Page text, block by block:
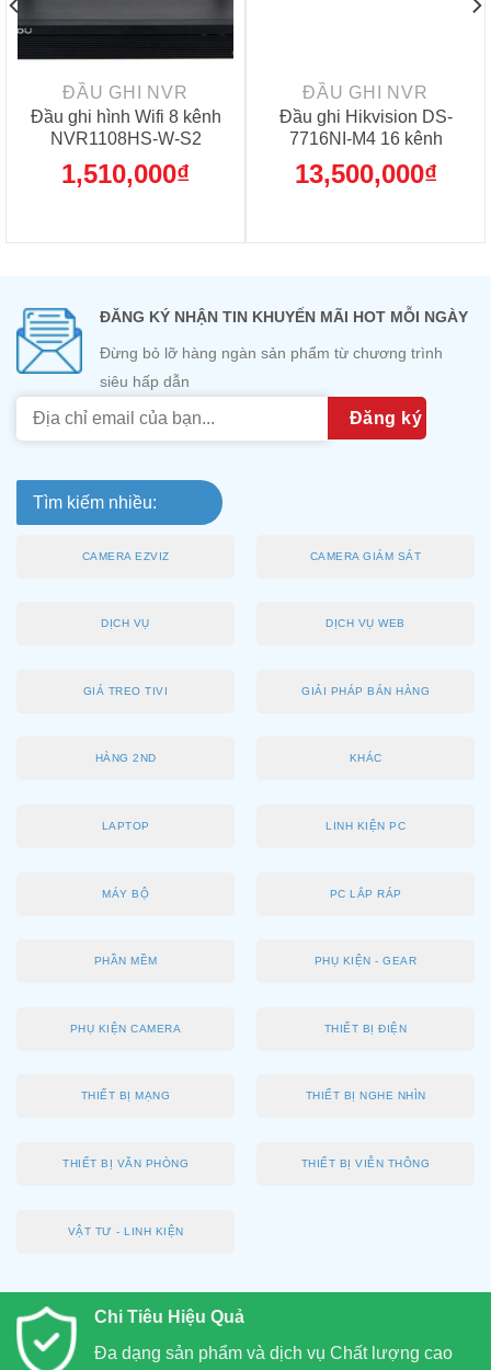
ĐẦU GHI NVR
Đầu ghi hình Wifi 8 kênh
NVR1108HS-W-S2
1,510,000₫
ĐẦU GHI NVR
Đầu ghi Hikvision DS-
7716NI-M4 16 kênh
13,500,000₫
ĐĂNG KÝ NHẬN TIN KHUYẾN MÃI HOT MỖI NGÀY
Đừng bỏ lỡ hàng ngàn sản phẩm từ chương trình
siêu hấp dẫn
Tìm kiếm nhiều:
CAMERA EZVIZ CAMERA GIÁM SÁT
DỊCH VỤ DỊCH VỤ WEB
GIÁ TREO TIVI GIẢI PHÁP BÁN HÀNG
HÀNG 2ND KHÁC
LAPTOP LINH KIỆN PC
MÁY BỘ PC LẮP RÁP
PHẦN MỀM PHỤ KIỆN - GEAR
PHỤ KIỆN CAMERA THIẾT BỊ ĐIỆN
THIẾT BỊ MẠNG THIẾT BỊ NGHE NHÌN
THIẾT BỊ VĂN PHÒNG THIẾT BỊ VIỄN THÔNG
VẬT TƯ - LINH KIỆN
Chi Tiêu Hiệu Quả
Đa dạng sản phẩm và dịch vụ Chất lượng cao